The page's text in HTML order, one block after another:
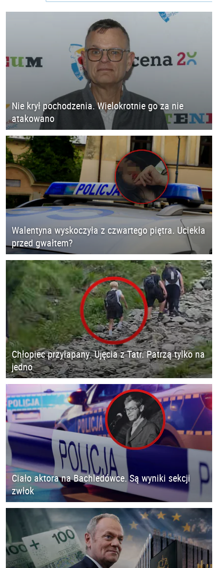
Nie krył pochodzenia. Wielokrotnie go za nie
atakowano
Walentyna wyskoczyła z czwartego piętra. Uciekła
przed gwałtem?
Chłopiec przyłapany. Ujęcia z Tatr. Patrzą tylko na
jedno
Ciało aktora na Bachledówce. Są wyniki sekcji
zwłok